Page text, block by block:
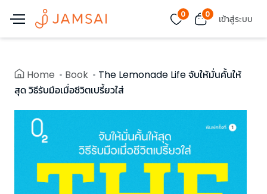
0 0 เข้าสู่ระบบ
Home Book
The Lemonade Life จับให้มั่นคั้นให้
สุด วิธีรับมือเมื่อชีวิตเปรี้ยวใส่